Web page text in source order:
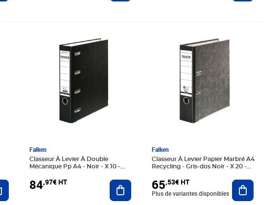
Ajouter au panier
Falken
Classeur À Levier À Double
Mécanique Pp A4 - Noir - X 10 -
84,97€ HT Ajouter au panier
Falken
Classeur À Levier Papier Marbré A4
Recycling - Gris-dos Noir - X 20 -
65,53€ HT
Plus de variantes disponibles
Ajouter